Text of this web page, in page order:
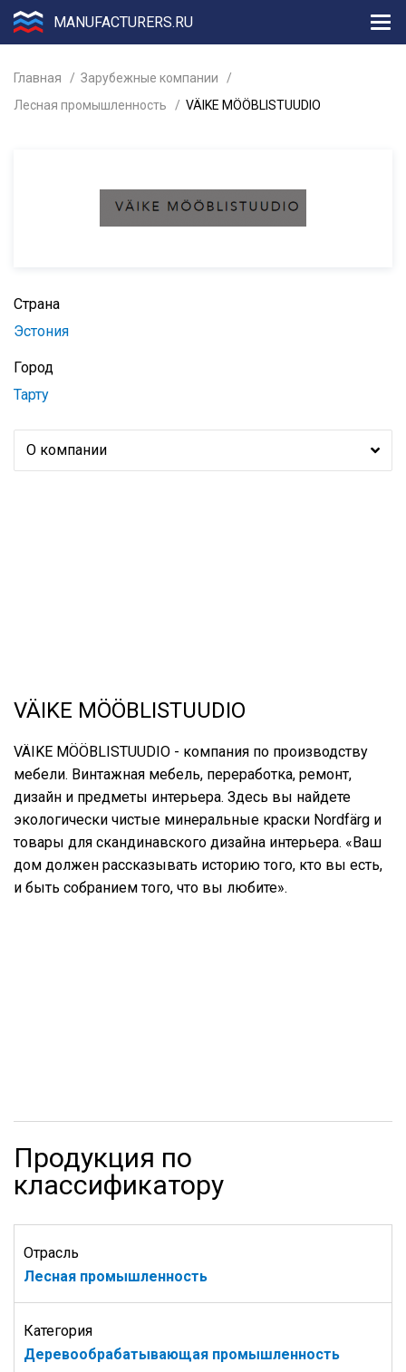
MANUFACTURERS.RU
Главная
Зарубежные компании
Лесная промышленность
VÄIKE MÖÖBLISTUUDIO
Страна
Эстония
Город
Тарту
О компании
VÄIKE MÖÖBLISTUUDIO
VÄIKE MÖÖBLISTUUDIO - компания по производству
мебели. Винтажная мебель, переработка, ремонт,
дизайн и предметы интерьера. Здесь вы найдете
экологически чистые минеральные краски Nordfärg и
товары для скандинавского дизайна интерьера. «Ваш
дом должен рассказывать историю того, кто вы есть,
и быть собранием того, что вы любите».
Продукция по
классификатору
Отрасль
Лесная промышленность
Категория
Деревообрабатывающая промышленность